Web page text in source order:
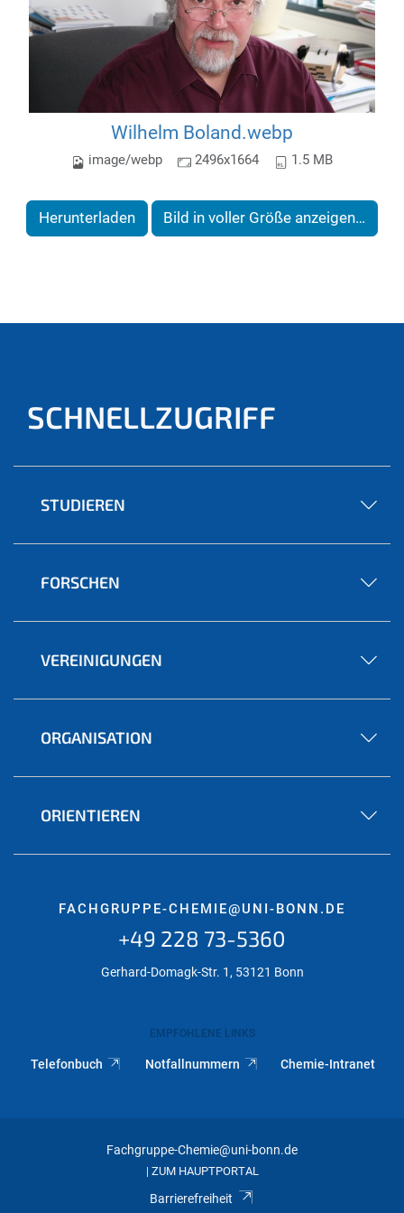
Wilhelm Boland.webp
image/webp 2496x1664 1.5 MB
Herunterladen Bild in voller Größe anzeigen…
SCHNELLZUGRIFF
STUDIEREN
FORSCHEN
VEREINIGUNGEN
ORGANISATION
ORIENTIEREN
FACHGRUPPE-CHEMIE@UNI-BONN.DE
+49 228 73-5360
Gerhard-Domagk-Str. 1, 53121 Bonn
EMPFOHLENE LINKS
Telefonbuch Notfallnummern Chemie-Intranet
Fachgruppe-Chemie@uni-bonn.de
ZUM HAUPTPORTAL
Barrierefreiheit